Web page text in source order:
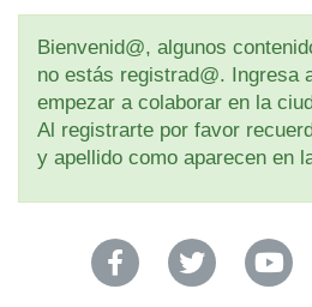
Bienvenid@, algunos
no estás registrad@. Ingresa
empezar a colaborar en la
Al registrarte por favor
y apellido como aparecen en